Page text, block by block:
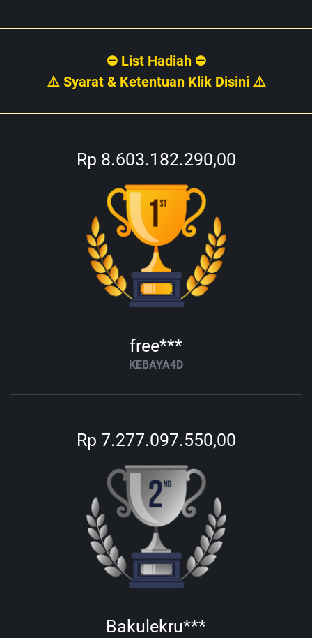
⛔ List Hadiah ⛔
⚠️ Syarat & Ketentuan Klik Disini ⚠️
Rp 8.603.182.290,00
free***
KEBAYA4D
Rp 7.277.097.550,00
Bakulekru***